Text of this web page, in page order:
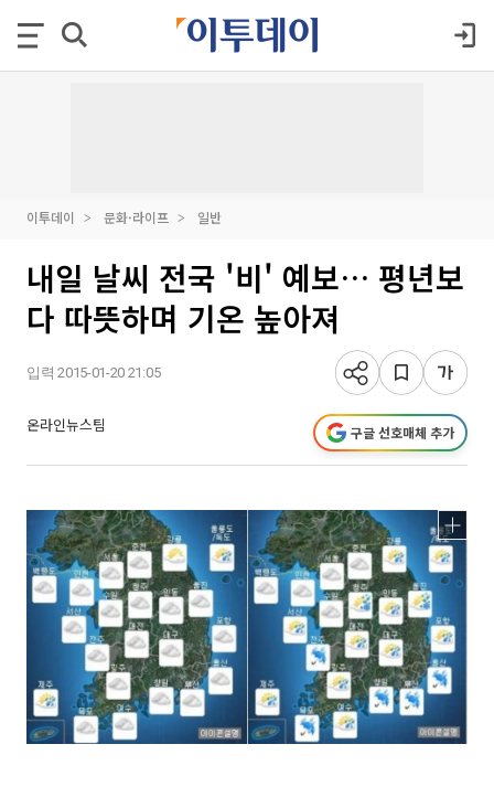
이투데이 문화·라이프 일반
내일 날씨 전국 '비' 예보… 평년보
다 따뜻하며 기온 높아져
입력 2015-01-20 21:05
온라인뉴스팀 구글 선호매체 추가